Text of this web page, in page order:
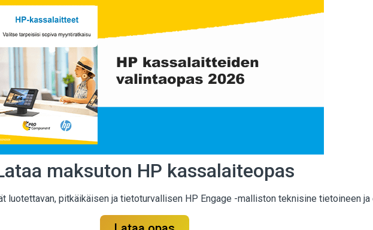
maksuton HP kassalaiteopas
luotettavan, pitkäikäisen ja tietoturvallisen HP Engage -malliston teknisine tietoineen